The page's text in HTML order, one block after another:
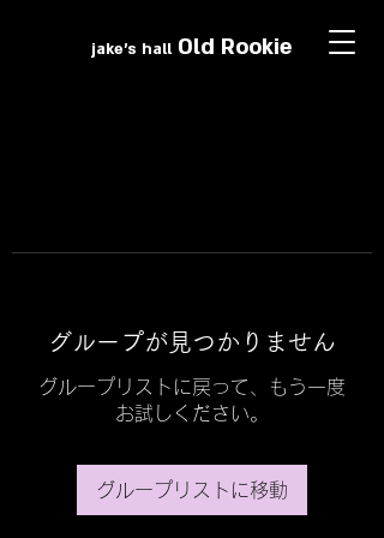
jake's hallOld Rookie
グループが見つかりません
グループリストに戻って、もう一度
お試しください。
グループリストに移動